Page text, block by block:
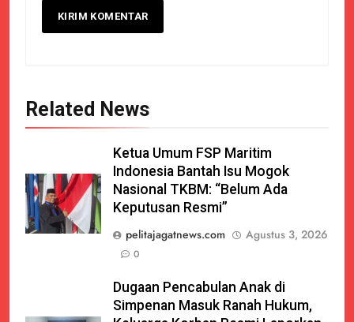
Related News
Ketua Umum FSP Maritim
Indonesia Bantah Isu Mogok
Nasional TKBM: “Belum Ada
Keputusan Resmi”
pelitajagatnews.com
Agustus 3, 2026
0
Dugaan Pencabulan Anak di
Simpenan Masuk Ranah Hukum,